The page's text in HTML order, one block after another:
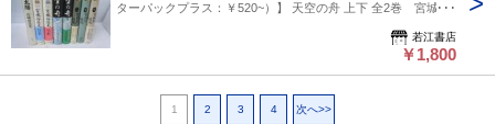
ターパックプラス：￥520~）】 天空の舟 上下 全2巻 宮城谷
昌光文藝春秋 平成12年 【\1500】 (送料クリックポスト：
￥185~)】 孟夏の太陽 宮城谷 昌光 | 1991 【\700】(送料
クリックポスト：￥185~) 8冊送料はゆうパック60（㎝） で
す。 【写真 呉漢全2巻揃 は売り切れ】
若江書店
￥1,800
1 2 3 4 次へ>>